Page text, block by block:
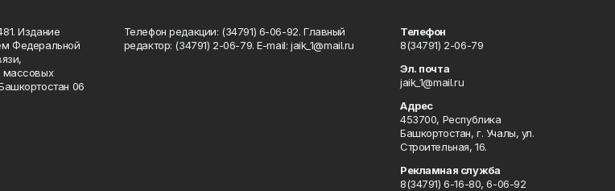
Издание
Федеральной
массовых
06
Телефон редакции: (34791) 6-06-92. Главный
редактор: (34791) 2-06-79. Е-mаil: jaik_1@mail.ru
Телефон
8(34791) 2-06-79
Эл. почта
jaik_1@mail.ru
Адрес
453700, Республика
Башкортостан, г. Учалы, ул.
Строительная, 16.
Рекламная служба
8(34791) 6-16-80, 6-06-92